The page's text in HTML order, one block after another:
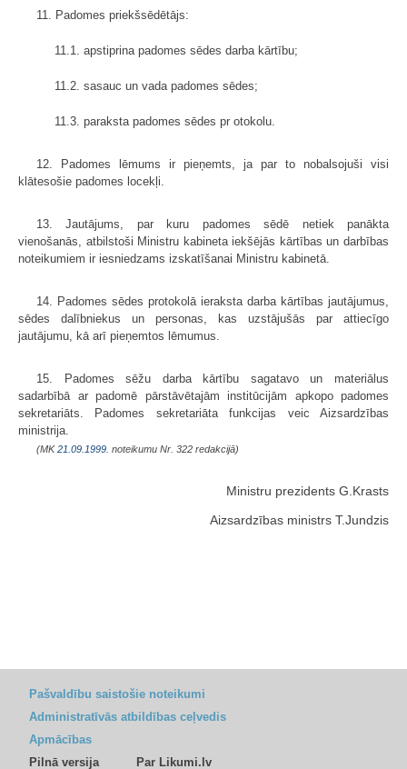
11. Padomes priekšsēdētājs:
11.1. apstiprina padomes sēdes darba kārtību;
11.2. sasauc un vada padomes sēdes;
11.3. paraksta padomes sēdes pr otokolu.
12. Padomes lēmums ir pieņemts, ja par to nobalsojuši visi
klātesošie padomes locekļi.
13. Jautājums, par kuru padomes sēdē netiek panākta
vienošanās, atbilstoši Ministru kabineta iekšējās kārtības un darbības
noteikumiem ir iesniedzams izskatīšanai Ministru kabinetā.
14. Padomes sēdes protokolā ieraksta darba kārtības jautājumus,
sēdes dalībniekus un personas, kas uzstājušās par attiecīgo
jautājumu, kā arī pieņemtos lēmumus.
15. Padomes sēžu darba kārtību sagatavo un materiālus
sadarbībā ar padomē pārstāvētajām institūcijām apkopo padomes
sekretariāts. Padomes sekretariāta funkcijas veic Aizsardzības
ministrija.
(MK21.09.1999. noteikumu Nr. 322 redakcijā)
Ministru prezidents G.Krasts
Aizsardzības ministrs T.Jundzis
Pašvaldību saistošie noteikumi
Administratīvās atbildības ceļvedis
Apmācības
Pilnā versija
Par Likumi.lv